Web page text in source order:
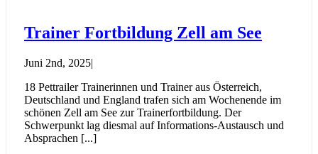
Trainer Fortbildung Zell am See
Juni 2nd, 2025|
18 Pettrailer Trainerinnen und Trainer aus Österreich,
Deutschland und England trafen sich am Wochenende im
schönen Zell am See zur Trainerfortbildung. Der
Schwerpunkt lag diesmal auf Informations-Austausch und
Absprachen [...]